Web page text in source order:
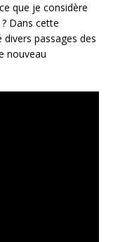
que je considère
Dans cette
passages des
nouveau